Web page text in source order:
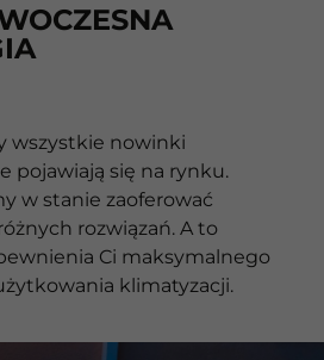
wszystkie nowinki
pojawiają się na rynku.
w stanie zaoferować
rozwiązań. A to
Ci maksymalnego
klimatyzacji.